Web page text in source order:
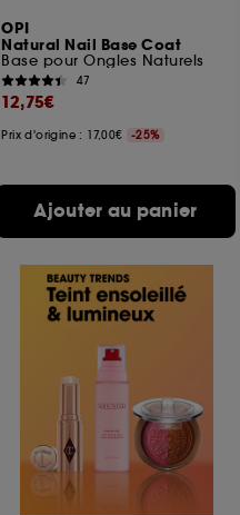
OPI
Natural Nail Base Coat
Base pour Ongles Naturels
47
12,75€
Prix d'origine : 17,00€ -25%
Ajouter au panier